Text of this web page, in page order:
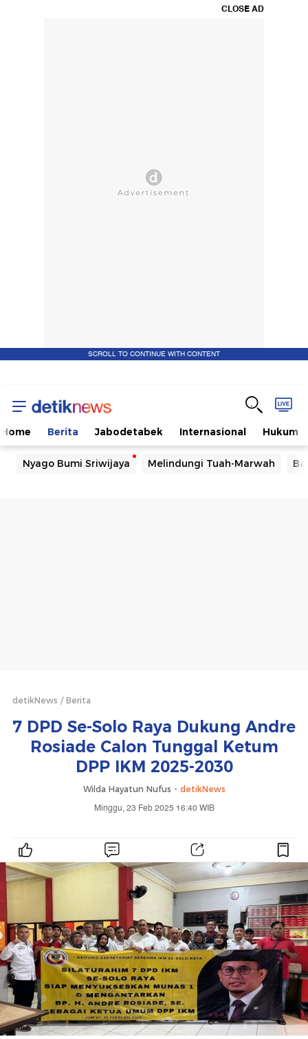
CLOSE AD
SCROLL TO CONTINUE WITH CONTENT
Home Berita Jabodetabek Internasional Hukum
Nyago Bumi Sriwijaya Melindungi Tuah-Marwah
detikNews Berita
7 DPD Se-Solo Raya Dukung Andre
Rosiade Calon Tunggal Ketum
DPP IKM 2025-2030
Wilda Hayatun Nufus - detikNews
Minggu, 23 Feb 2025 16:40 WIB